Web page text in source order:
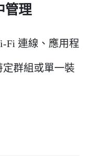
管理
Fi 連線、應用程
群組或單一裝